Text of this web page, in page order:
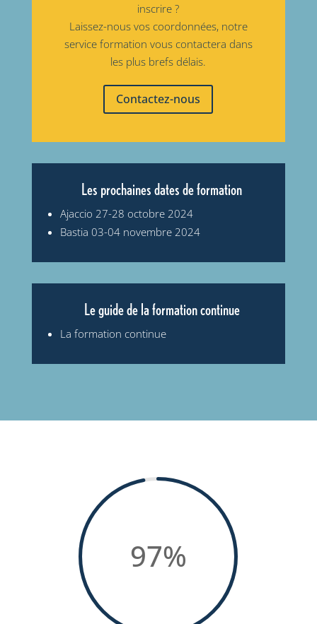
inscrire ?
Laissez-nous vos coordonnées, notre
service formation vous contactera dans
les plus brefs délais.
Contactez-nous
Les prochaines dates de formation
Ajaccio 27-28 octobre 2024
Bastia 03-04 novembre 2024
Le guide de la formation continue
La formation continue
97%